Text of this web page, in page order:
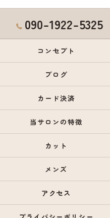
090-1922-5325
コンセプト
ブログ
カード決済
当サロンの特徴
カット
メンズ
アクセス